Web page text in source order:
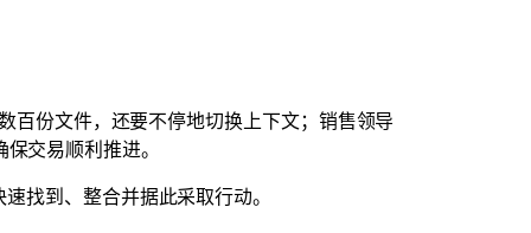
百份文件，还要不停地切换上下文；销售领导
交易顺利推进。
找到、整合并据此采取行动。